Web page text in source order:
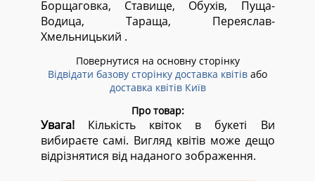
Борщаговка, Ставище, Обухів, Пуща-
Водица, Тараща, Переяслав-
Хмельницький .
Повернутися на основну сторінку
Відвідати базову сторінку доставка квітів або
доставка квітів Київ
Про товар:
Увага! Кількість квіток в букеті Ви
вибираєте самі. Вигляд квітів може дещо
відрізнятися від наданого зображення.